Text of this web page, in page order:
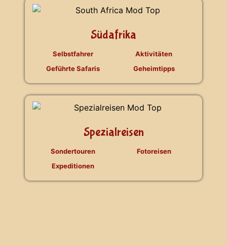
Südafrika
Selbstfahrer
Geführte Safaris
Aktivitäten
Geheimtipps
Spezialreisen
Sondertouren
Expeditionen
Fotoreisen